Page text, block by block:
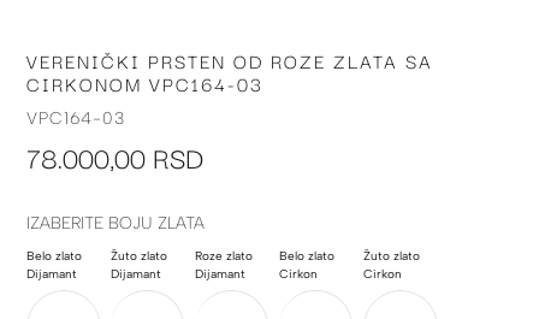
Skip
to
the
of
gallery
VERENIČKI PRSTEN OD ROZE ZLATA SA
CIRKONOM VPC164-03
VPC164-03
78.000,00 RSD
IZABERITE BOJU ZLATA
Belo zlato
Dijamant
Žuto zlato
Dijamant
Roze zlato
Dijamant
Belo zlato
Cirkon
Žuto zlato
Cirkon